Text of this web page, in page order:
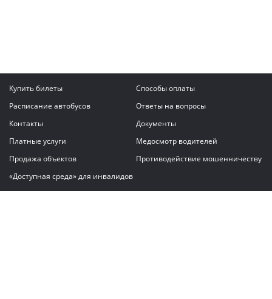
Купить билеты
Способы оплаты
Расписание автобусов
Ответы на вопросы
Контакты
Документы
Платные услуги
Медосмотр водителей
Продажа объектов
Противодействие мошенничеству
«Доступная среда» для инвалидов